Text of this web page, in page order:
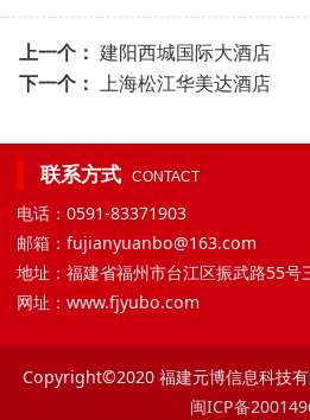
上一个： 建阳西城国际大酒店
下一个： 上海松江华美达酒店
联系方式 CONTACT
电话：0591-83371903
邮箱：fujianyuanbo@163.com
地址：福建省福州市台江区振武路55号
网址：www.fjyubo.com
Copyright©2020 福建元博信息科技
闽ICP备